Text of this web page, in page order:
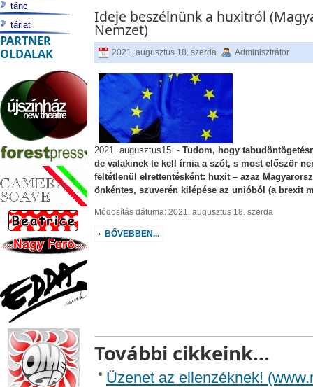
Ideje beszélnünk a huxitról
Nemzet)
2021. augusztus 18. szerda Adminisztrátor
2021. augusztus15. - Tudom, hogy
de valakinek le kell írnia a szót, s most először
feltétlenül elrettentésként: huxit – azaz
önkéntes, szuverén kilépése az unióból (a brexit
Módosítás dátuma: 2021. augusztus 18. szerda
BŐVEBBEN...
További cikkeink...
Üzenet az ellenzéknek!
tánc
tárlat
PARTNER
OLDALAK